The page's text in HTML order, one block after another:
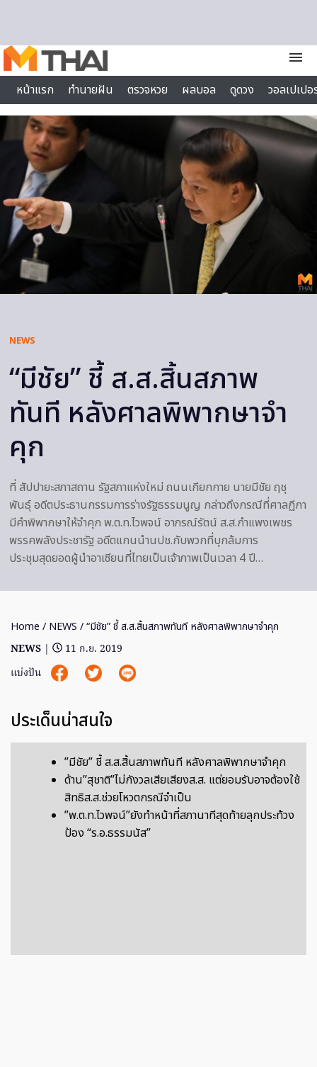
menu
หน้าแรก
ทำนายฝัน ตรวจหวย ผลบอล ดูดวง
วอลเปเป
ไลฟ์สไตล์
NEWS
“มีชัย” ชี้ ส.ส.สิ้นสภาพ
ทันที หลังศาลพิพากษาจำ
คุก
ที่ สัปปายะสภาสถาน รัฐสภาแห่งใหม่ ถนนเกียกกาย นายมีชัย ฤชุ
พันธุ์ อดีตประธานกรรมการร่างรัฐธรรมนูญ กล่าวถึงกรณีที่ศาลฏีกา
มีคำพิพากษาให้จำคุก พ.ต.ท.ไวพจน์ อาภรณ์รัตน์ ส.ส.กำแพงเพชร
พรรคพลังประชารัฐ อดีตแกนนำนปช.กับพวกที่บุกล้มการ
ประชุมสุดยอดผู้นำอาเซียนที่ไทยเป็นเจ้าภาพเป็นเวลา 4 ปี…
Home / NEWS / “มีชัย” ชี้ ส.ส.สิ้นสภาพทันที หลังศาลพิพากษาจำคุก
NEWS |
11 ก.ย. 2019
แบ่งปัน
ประเด็นน่าสนใจ
”มีชัย” ชี้ ส.ส.สิ้นสภาพทันที หลังศาลพิพากษาจำคุก
ด้าน”สุชาติ”ไม่กังวลเสียเสียงส.ส. แต่ยอมรับอาจต้องใช้
สิทธิส.ส.ช่วยโหวตกรณีจำเป็น
”พ.ต.ท.ไวพจน์”ยังทำหน้าที่สภานาทีสุดท้ายลุกประท้วง
ป้อง “ร.อ.ธรรมนัส”